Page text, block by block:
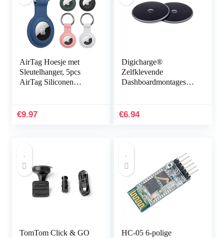
AirTag Hoesje met
Sleutelhanger, 5pcs
AirTag Siliconen
Houder voor
€9.97
Digicharge®
Zelfklevende
Dashboardmontageschi
Navigatiesysteem GPS-
€6.94
TomTom Click & GO
HC-05 6-polige